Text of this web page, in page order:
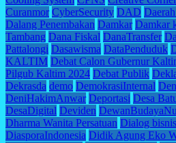
Curanmor CyberSecurity DAD
Dalang Penembakan Damkar Damkar
Tambang Dana Fiskal DanaTransfer
Pattalongi Dasawisma DataPenduduk
KALTIM Debat Calon Gubernur
Pilgub Kaltim 2024 Debat Publik
Dekrasda demo DemokrasiInternal
DeniHakimAnwar Deportasi Desa
DesaDigital Deviden
Dharma Wanita Persatuan Dialog
DiasporaIndonesia Didik Agung Eko